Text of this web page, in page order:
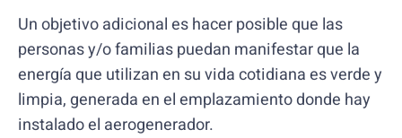
Un objetivo adicional es hacer posible que las
personas y/o familias puedan manifestar que la
energía que utilizan en su vida cotidiana es verde y
limpia, generada en el emplazamiento donde hay
instalado el aerogenerador.